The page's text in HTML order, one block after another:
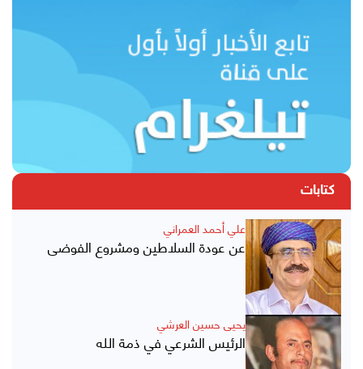
كتابات
علي أحمد العمراني
عن عودة السلاطين ومشروع الفوضى
يحيى حسين العرشي
الرئيس الشرعي في ذمة الله